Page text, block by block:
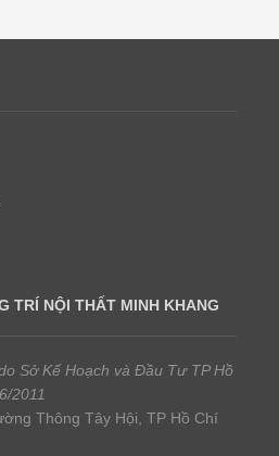
TRÍ NỘI THẤT MINH KHANG
Sở Kế Hoạch và Đầu Tư TP Hồ
2011
Thông Tây Hội, TP Hồ Chí